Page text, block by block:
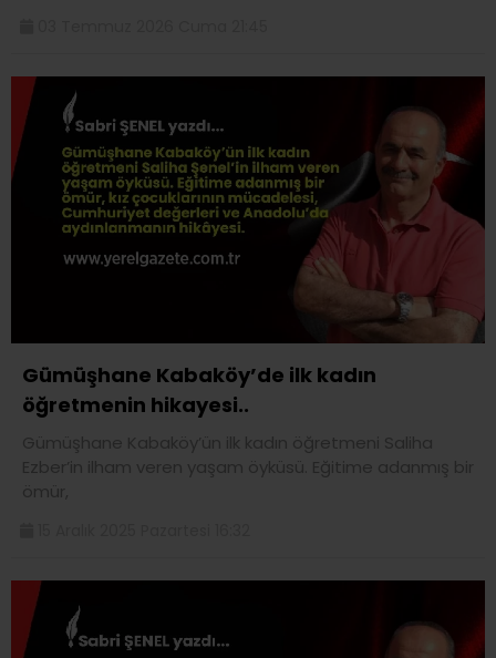
Gümüşhane Kabaköy’de ilk kadın
öğretmenin hikayesi..
Gümüşhane Kabaköy’ün ilk kadın öğretmeni Saliha
Ezber’in ilham veren yaşam öyküsü. Eğitime adanmış bir
ömür,